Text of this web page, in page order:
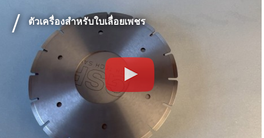
ตัวเครื่องสำหรับใบเลื่อยเพชร